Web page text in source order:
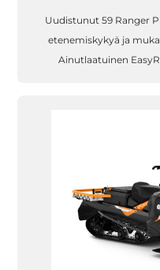
Uudistunut 59 Ranger
etenemiskykyä ja
Ainutlaatuinen